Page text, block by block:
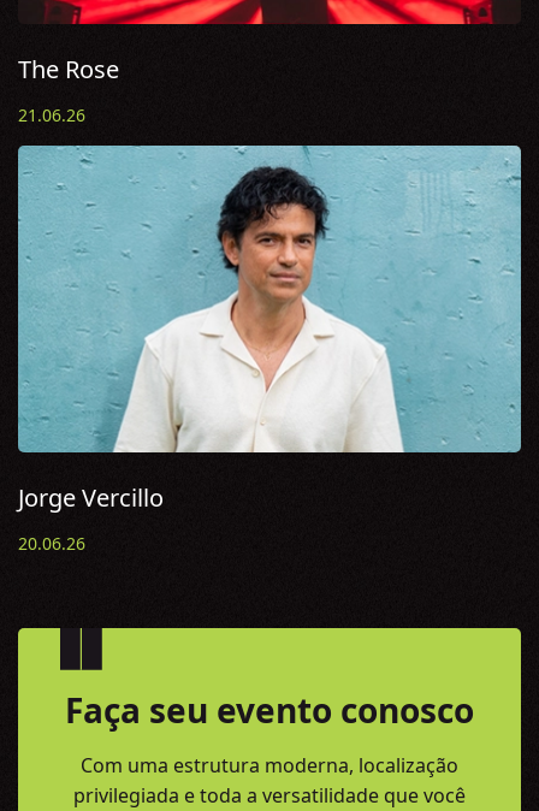
The Rose
21.06.26
Jorge Vercillo
20.06.26
Faça seu evento conosco
Com uma estrutura moderna, localização
privilegiada e toda a versatilidade que você